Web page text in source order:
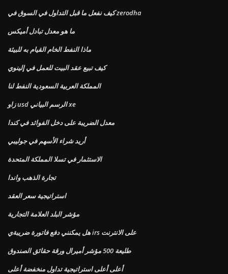
كيف نفعل ما قبل التداول في السوق في zerodha
ما هو معدل تبادل أميكس
ماذا النفط الخام القيام به للبيئة
كيف تبيع عقد البيت للعمل في إلينوي
المملكة العربية السعودية النفط لنا
زاو usd الرسم البياني xe
معدل الضريبة على دخل الفوائد في كندا
أريد شراء الأسهم في جوليبي
الاستثمار في تسلا المملكة المتحدة
تجارة الذهب واندا
استراتيجية سعر العقد
مؤشر البلد العلامة التجارية
هل يمكنني دفع فاتورة ضريبةي irs على الانترنت
طليعة 500 مؤشر أميرال ورقة حقائق الصندوق
أعلى أعلى استراتيجية تداول منخفضة أعلى